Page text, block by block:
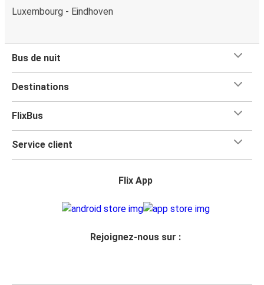
Luxembourg - Eindhoven
Bus de nuit
Destinations
FlixBus
Service client
Flix App
Rejoignez-nous sur :